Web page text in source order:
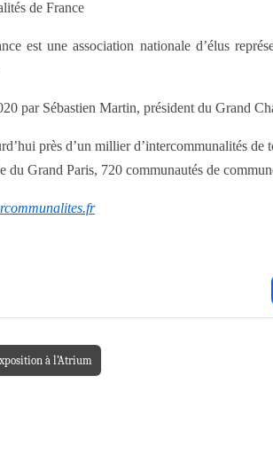
de France
est une association nationale d’élus
par Sébastien Martin, président du Grand
près d’un millier d’intercommunalités
du Grand Paris, 720 communautés de
à l’Atrium